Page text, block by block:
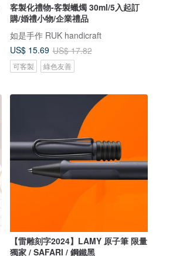
客製化禮物-客製蠟燭 30ml/5入起訂
購/婚禮小物/企業禮品
如是手作 RUK handicraft
US$ 15.69 US$ 17.82
可客製 綠色友善
【雷雕刻字2024】LAMY 原子筆 限量
獨家 / SAFARI / 鋼鐵黑